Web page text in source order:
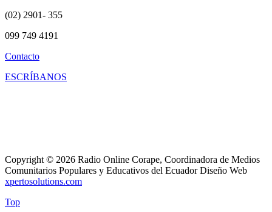
(02) 2901- 355
099 749 4191
Contacto
ESCRÍBANOS
Copyright © 2026 Radio Online Corape, Coordinadora de Medios
Comunitarios Populares y Educativos del Ecuador Diseño Web
xpertosolutions.com
Top